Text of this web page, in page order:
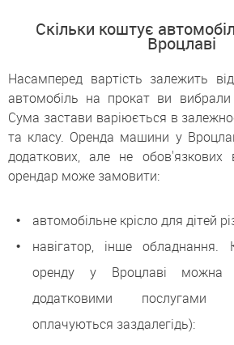
Скільки коштує
Вроцлаві
Насамперед вартість залежить
автомобіль на прокат ви
Сума застави варіюється в
та класу. Оренда машини у
додаткових, але не обов'язкових
орендар може замовити:
автомобільне крісло для дітей
навігатор, інше
оренду у Вроцлаві
додатковими послугами
оплачуються заздалегідь):